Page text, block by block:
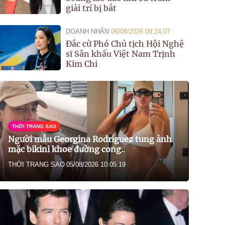
giải trí bị bắt
DOANH NHÂN 06/08/2026 09:24:07
Đắc cử Phó Chủ tịch Hội Nghệ
sĩ Sân khấu Việt Nam Trịnh
Kim Chi
THỜI TRANG SAO
Người mẫu Georgina Rodríguez tung ảnh
mặc bikini khoe đường cong..
THỜI TRANG SAO 05/08/2026 10:05:19